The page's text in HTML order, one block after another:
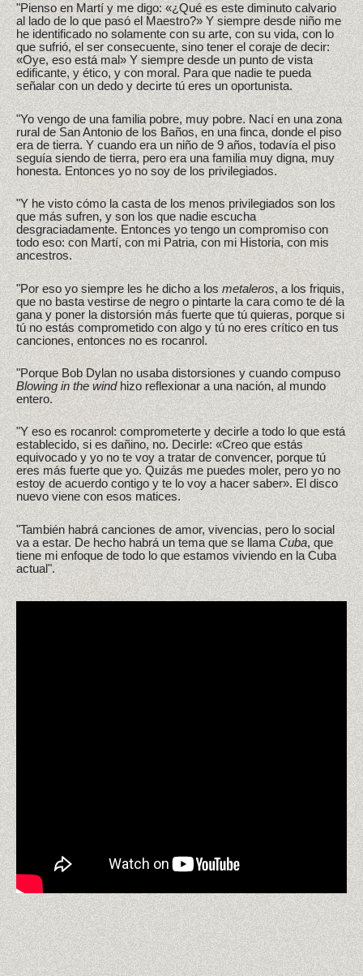
"Pienso en Martí y me digo: «¿Qué es este diminuto calvario
al lado de lo que pasó el Maestro?» Y siempre desde niño me
he identificado no solamente con su arte, con su vida, con lo
que sufrió, el ser consecuente, sino tener el coraje de decir:
«Oye, eso está mal» Y siempre desde un punto de vista
edificante, y ético, y con moral. Para que nadie te pueda
señalar con un dedo y decirte tú eres un oportunista.
"Yo vengo de una familia pobre, muy pobre. Nací en una zona
rural de San Antonio de los Baños, en una finca, donde el piso
era de tierra. Y cuando era un niño de 9 años, todavía el piso
seguía siendo de tierra, pero era una familia muy digna, muy
honesta. Entonces yo no soy de los privilegiados.
"Y he visto cómo la casta de los menos privilegiados son los
que más sufren, y son los que nadie escucha
desgraciadamente. Entonces yo tengo un compromiso con
todo eso: con Martí, con mi Patria, con mi Historia, con mis
ancestros.
"Por eso yo siempre les he dicho a losmetaleros, a los friquis,
que no basta vestirse de negro o pintarte la cara como te dé la
gana y poner la distorsión más fuerte que tú quieras, porque si
tú no estás comprometido con algo y tú no eres crítico en tus
canciones, entonces no es rocanrol.
"Porque Bob Dylan no usaba distorsiones y cuando compuso
Blowing in the windhizo reflexionar a una nación, al mundo
entero.
"Y eso es rocanrol: comprometerte y decirle a todo lo que está
establecido, si es dañino, no. Decirle: «Creo que estás
equivocado y yo no te voy a tratar de convencer, porque tú
eres más fuerte que yo. Quizás me puedes moler, pero yo no
estoy de acuerdo contigo y te lo voy a hacer saber». El disco
nuevo viene con esos matices.
"También habrá canciones de amor, vivencias, pero lo social
va a estar. De hecho habrá un tema que se llamaCuba, que
tiene mi enfoque de todo lo que estamos viviendo en la Cuba
actual".